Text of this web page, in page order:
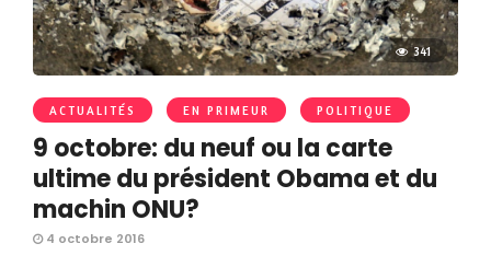
341
ACTUALITÉS EN PRIMEUR POLITIQUE
9 octobre: du neuf ou la carte
ultime du président Obama et du
machin ONU?
4 octobre 2016